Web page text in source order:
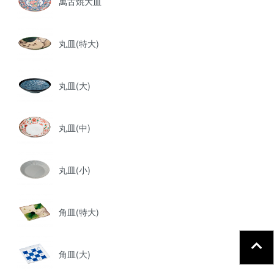
丸皿(特大)
丸皿(大)
丸皿(中)
丸皿(小)
角皿(特大)
角皿(大)